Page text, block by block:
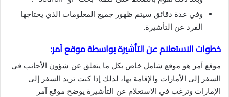
وفي عدة دقائق سيتم ظهور جميع المعلومات الذي يحتاجها
الفرد عن التأشيرة.
خطوات الاستعلام عن التأشيرة بواسطة موقع آمر:
موقع آمر هو موقع شامل خاص بكل ما يتعلق عن شؤون الأجانب في
السفر إلى الأمارات والإقامة بها، لذلك إذا كنت تريد السفر إلى
الإمارات وترغب في الاستعلام عن التأشيرة يوضح موقع آمر